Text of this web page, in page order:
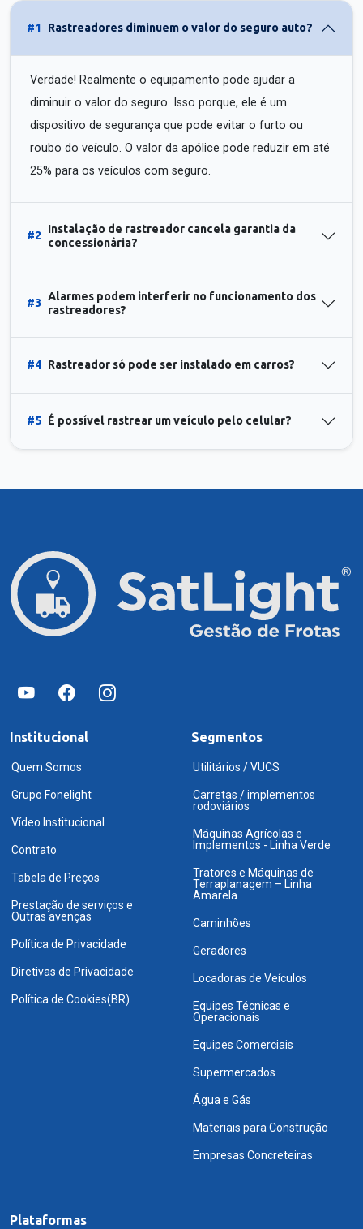
#1 Rastreadores diminuem o valor do seguro auto?
Verdade! Realmente o equipamento pode ajudar a
diminuir o valor do seguro. Isso porque, ele é um
dispositivo de segurança que pode evitar o furto ou
roubo do veículo. O valor da apólice pode reduzir em até
25% para os veículos com seguro.
#2
Instalação de rastreador cancela garantia da
concessionária?
#3
Alarmes podem interferir no funcionamento dos
rastreadores?
#4 Rastreador só pode ser instalado em carros?
#5 É possível rastrear um veículo pelo celular?
Institucional
Quem Somos
Grupo Fonelight
Vídeo Institucional
Contrato
Tabela de Preços
Prestação de serviços e
Outras avenças
Política de Privacidade
Diretivas de Privacidade
Política de Cookies(BR)
Segmentos
Utilitários / VUCS
Carretas / implementos
rodoviários
Máquinas Agrícolas e
Implementos - Linha Verde
Tratores e Máquinas de
Terraplanagem – Linha
Amarela
Caminhões
Geradores
Locadoras de Veículos
Equipes Técnicas e
Operacionais
Equipes Comerciais
Supermercados
Água e Gás
Materiais para Construção
Empresas Concreteiras
Plataformas